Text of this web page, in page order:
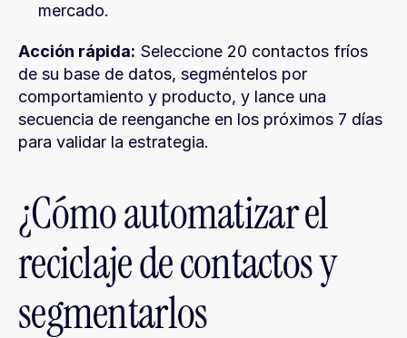
mercado.
Acción rápida: Seleccione 20 contactos fríos
de su base de datos, segméntelos por
comportamiento y producto, y lance una
secuencia de reenganche en los próximos 7 días
para validar la estrategia.
¿Cómo automatizar el
reciclaje de contactos y
segmentarlos